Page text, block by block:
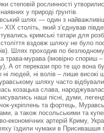
степовій рослинності
наявних у природі ґрунтів.
шлях — один з
століть, який з’єднував
кримські татари для
вздовж шляху не було
Шлях проходив по
трава-мурава (імовірно спориш
А от перекази про те що вона
ні людей, ні волів – лише високі
шляху часто
козацька слава,
наші пісні, думи,
укріплень та фортець,
а також посольськими та
економічних артерій Криму,
їздили чумаки в Присивашшя